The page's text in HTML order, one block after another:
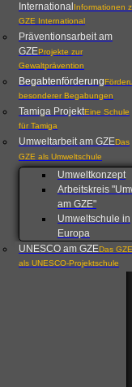
International Informationen
GZE International
Präventionsarbeit am
GZEProjekte zur
Gewaltprävention
Begabtenförderung
besonderer Begabungen
Tamiga ProjektEine Schule
für Tamiga
Umweltarbeit am GZEDas
GZE als Umweltschule
Umweltkonzept
Arbeitskreis
am GZE"
Umweltschule in
Europa
UNESCO am GZEDas GZE
als UNESCO-Projektschule